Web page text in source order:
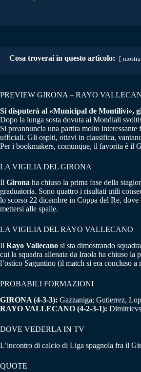
Cosa troverai in questo articolo: mostra
PREVIEW GIRONA – RAYO
Si disputerà al «Municipal de Montilivi»,
Dopo la lunga sosta dovuta ai Mondiali
Si preannuncia una partita molto
ufficiali. Gli ospiti, ottavi in classifica,
Per i bookmakers, comunque, il favorita è il
LA VIGILIA DEL GIRONA
Il Girona ha chiuso la prima fase della
graduatoria. Sono quattro i risultati utili
lo scorso 22 dicembre in Coppa del Re,
mettersi alle spalle.
LA VIGILIA DEL RAYO VALLECANO
Il Rayo Vallecano si sta dimostrando
cui la squadra allenata da Iraola ha chiuso
l’ostico Saguntino (il match si era concluso
PROBABILI FORMAZIONI
GIRONA (4-3-3): Gazzaniga; Gutierrez,
RAYO VALLECANO (4-2-3-1):
DOVE VEDERLA IN TV
L’incontro di calcio di Liga spagnola fra il
QUOTE